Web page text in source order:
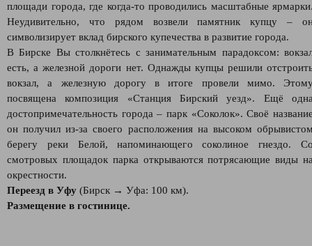
площади города, где когда-то проводились масштабные
Неудивительно, что рядом возвели памятник купцу –
символизирует вклад бирского купечества в развитие города.
В Бирске Вы столкнётесь с занимательным парадоксом:
есть, а железной дороги нет. Однажды купцы решили
вокзал, а железную дорогу в итоге провели мимо.
посвящена композиция «Станция Бирский уезд». Ещё
достопримечательность города – парк «Соколок». Своё
он получил из-за своего расположения на высоком
берегу реки Белой, напоминающего соколиное гнездо.
смотровых площадок парка открываются потрясающие виды
окрестности.
Переезд в Уфу (Бирск → Уфа: 100 км).
Размещение в гостинице.